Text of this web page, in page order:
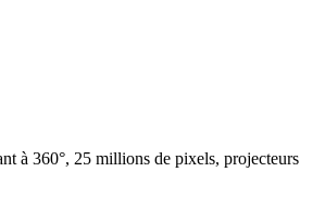
à 360°, 25 millions de pixels, projecteurs